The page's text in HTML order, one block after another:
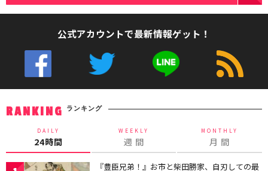
公式アカウントで最新情報ゲット！
RANKING ランキング
DAILY
24時間
WEEKLY
週 間
MONTHLY
月 間
『豊臣兄弟！』お市と柴田勝家、自刃しての最